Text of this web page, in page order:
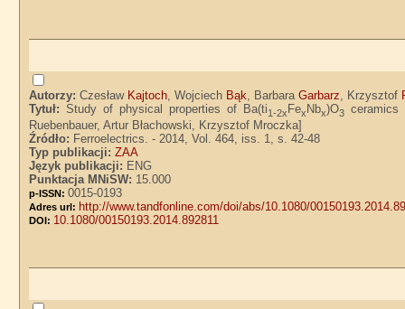
Autorzy:Czesław Kajtoch, Wojciech Bąk, BarbaraGarbarz, Krzysztof
Tytuł:Study of physical properties of Ba(ti1-2x Fex Nbx)O3 ceramics
Ruebenbauer, Artur Błachowski, Krzysztof Mroczka]
Źródło: Ferroelectrics. - 2014, Vol. 464, iss. 1, s. 42-48
Typ publikacji:ZAA
Język publikacji: ENG
Punktacja MNiSW: 15.000
p-ISSN:0015-0193
Adres url: http://www.tandfonline.com/doi/abs/10.1080/
DOI: 10.1080/00150193.2014.892811